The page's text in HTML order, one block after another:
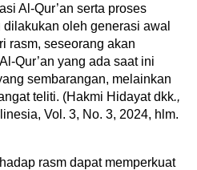
Al-Qur’an serta proses
oleh generasi awal
rasm, seseorang akan
Qur’an yang ada saat ini
sembarangan, melainkan
teliti. (Hakmi Hidayat dkk.,
Vol. 3, No. 3, 2024, hlm.
rasm dapat memperkuat